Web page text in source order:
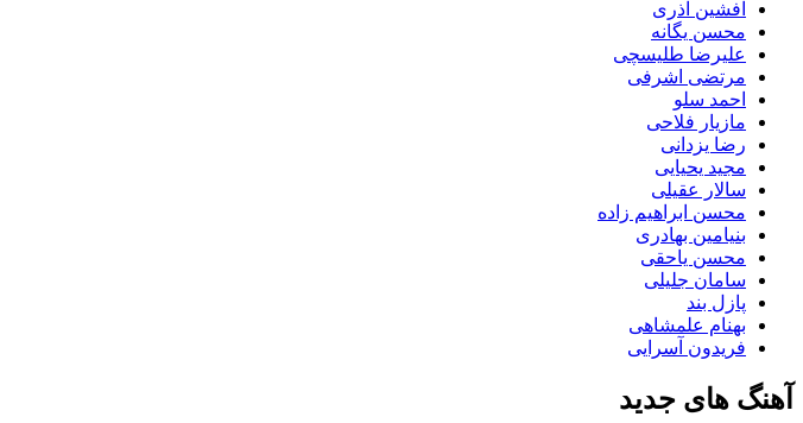
افشین آذری
محسن یگانه
علیرضا طلیسچی
مرتضی اشرفی
احمد سلو
مازیار فلاحی
رضا یزدانی
مجید یحیایی
سالار عقیلی
محسن ابراهیم زاده
بنیامین بهادری
محسن یاحقی
سامان جلیلی
پازل بند
بهنام علمشاهی
فریدون آسرایی
آهنگ های جدید